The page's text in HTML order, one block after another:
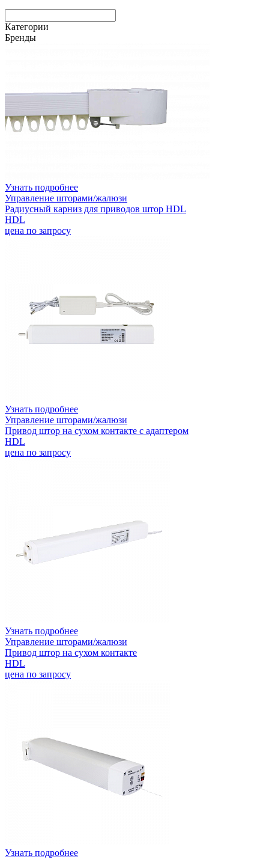
Категории
Бренды
Узнать подробнее
Управление шторами/жалюзи
Радиусный карниз для приводов штор HDL
HDL
цена по запросу
Узнать подробнее
Управление шторами/жалюзи
Привод штор на сухом контакте с адаптером
HDL
цена по запросу
Узнать подробнее
Управление шторами/жалюзи
Привод штор на сухом контакте
HDL
цена по запросу
Узнать подробнее